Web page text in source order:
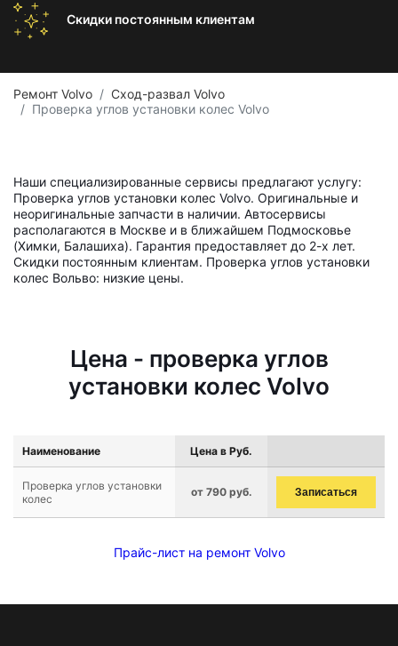
Скидки постоянным клиентам
Ремонт Volvo
Сход-развал Volvo
Проверка углов установки колес Volvo
Наши специализированные сервисы предлагают услугу:
Проверка углов установки колес Volvo. Оригинальные и
неоригинальные запчасти в наличии. Автосервисы
располагаются в Москве и в ближайшем Подмосковье
(Химки, Балашиха). Гарантия предоставляет до 2-х лет.
Скидки постоянным клиентам. Проверка углов установки
колес Вольво: низкие цены.
Цена - проверка углов
установки колес Volvo
Наименование Цена в Руб.
Проверка углов установки
колес
от 790 руб. Записаться
Прайс-лист на ремонт Volvo